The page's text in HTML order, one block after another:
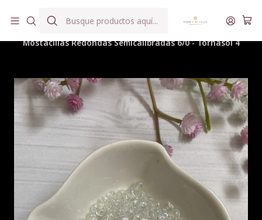
Mostacillas Redondas Semicalibradas 6/0 - Tornasol 4